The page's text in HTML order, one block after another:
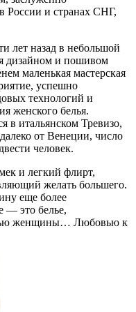
России и странах СНГ,
лет назад в небольшой
дизайном и пошивом
маленькая мастерская
успешно
технологий и
женского белья.
в итальянском Тревизо,
от Венеции, число
человек.
и легкий флирт,
желать большего.
еще более
— это белье,
женщины… Любовью к